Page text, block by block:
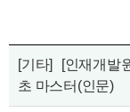
[기타]
[인재개발
초 마스터(인문)